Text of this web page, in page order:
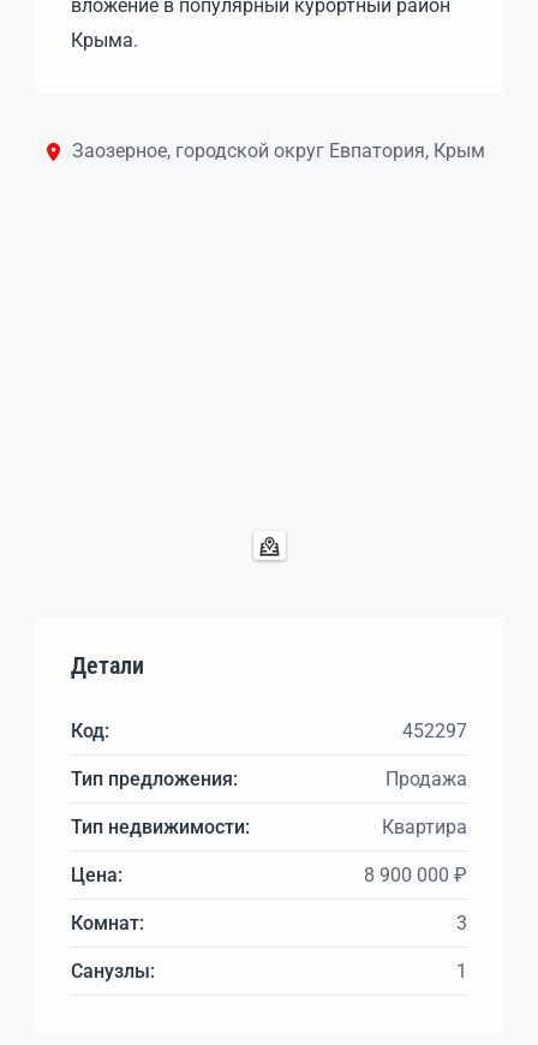
вложение в популярный курортный район
Крыма.
Заозерное, городской округ Евпатория, Крым
Детали
Код: 452297
Тип предложения: Продажа
Тип недвижимости: Квартира
Цена: 8 900 000 ₽
Комнат: 3
Санузлы: 1